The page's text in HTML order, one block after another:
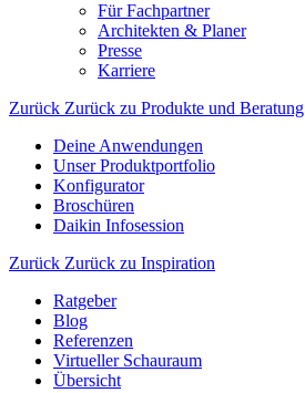
Für Fachpartner
Architekten & Planer
Presse
Karriere
Zurück Zurück zu Produkte und Beratung
Deine Anwendungen
Unser Produktportfolio
Konfigurator
Broschüren
Daikin Infosession
Zurück Zurück zu Inspiration
Ratgeber
Blog
Referenzen
Virtueller Schauraum
Übersicht